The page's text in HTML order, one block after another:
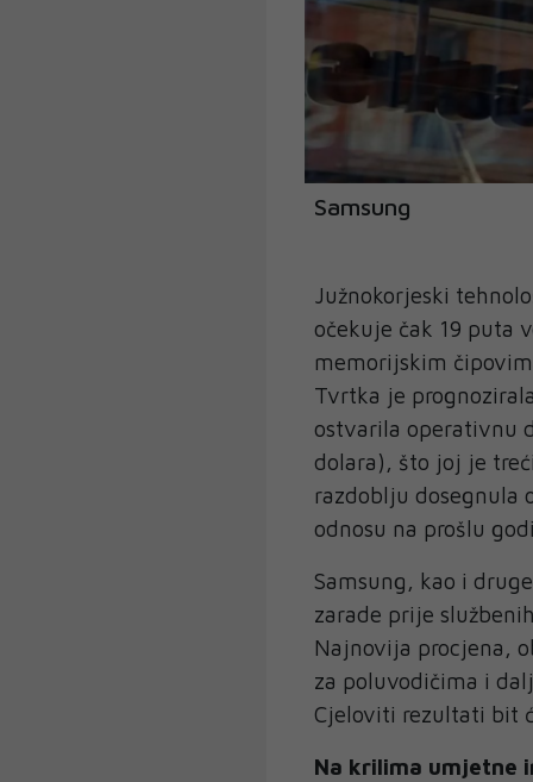
Samsung
Južnokorjeski
očekuje čak 19 puta
memorijskim
Tvrtka je
ostvarila operativnu
dolara), što joj je
razdoblju dosegnula
odnosu na prošlu
Samsung, kao i
zarade prije
Najnovija procjena,
za poluvodičima i
Cjeloviti rezultati bit
Na krilima umjetne